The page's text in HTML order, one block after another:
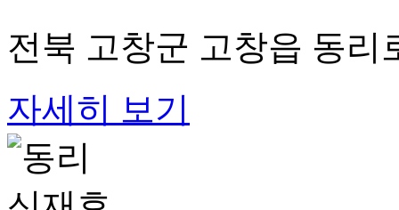
전북 고창군 고창읍 동리
자세히 보기